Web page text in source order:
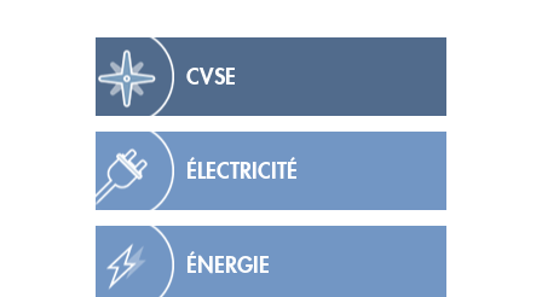
Réalisations
Bureaux et contacts
Carrières
CVSE
ÉLECTRICITÉ
ÉNERGIE